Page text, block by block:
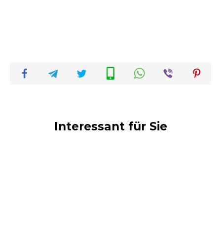
Interessant für Sie